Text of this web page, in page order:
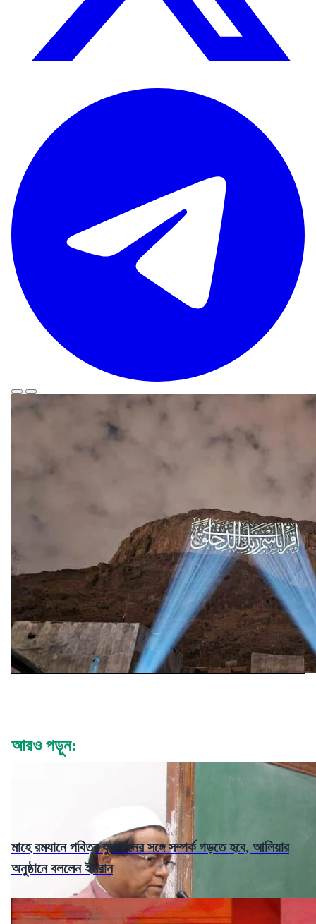
আরও পড়ুন:
মাহে রমযানে পবিত্র কুরআনের সঙ্গে সম্পর্ক গড়তে হবে, আলিয়ার
অনুষ্ঠানে বললেন ইমরান